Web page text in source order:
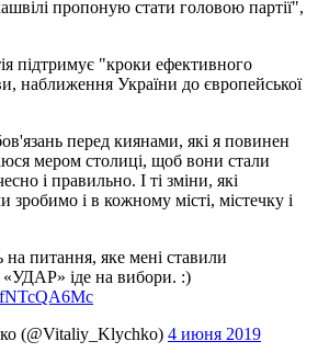
пропоную стати головою партії",
підтримує "кроки ефективного
наближення України до європейської
перед киянами, які я повинен
мером столиці, щоб вони стали
і правильно. І ті зміни, які
зробимо і в кожному місті, містечку і
на питання, яке мені ставили
«УДАР» іде на вибори. :)
(@Vitaliy_Klychko) 4 июня 2019